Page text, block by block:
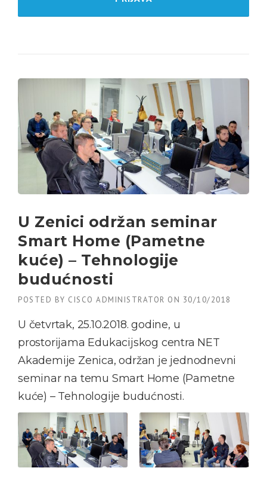
U Zenici održan seminar
Smart Home (Pametne
kuće) – Tehnologije
budućnosti
POSTED BY CISCO ADMINISTRATOR ON 30/10/2018
U četvrtak, 25.10.2018. godine, u
prostorijama Edukacijskog centra NET
Akademije Zenica, održan je jednodnevni
seminar na temu Smart Home (Pametne
kuće) – Tehnologije budućnosti.